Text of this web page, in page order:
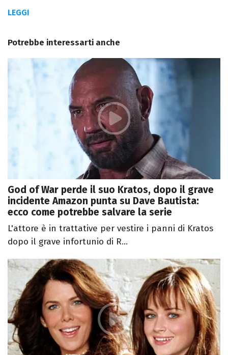
LEGGI
Potrebbe interessarti anche
God of War perde il suo Kratos, dopo il grave
incidente Amazon punta su Dave Bautista:
ecco come potrebbe salvare la serie
L'attore è in trattative per vestire i panni di Kratos
dopo il grave infortunio di R...